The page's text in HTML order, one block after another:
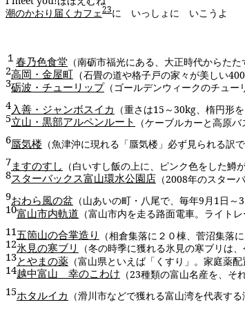
潮のかおり届くカフェ23に いっしょに いこうよ
１春乃色食堂 （南砺市福光にある、大正時代からたた
2高岡・金屋町 （石畳の道や格子戸の家々が美しい400
3砺波・チューリップ（ゴールデンウィークのチュー
4入善・ジャンボスイカ （重さは15 ～30kg 、楕円形
5立山・黒部アルペンルート （ケーブルカーと高原
6蜃気楼 （魚津沖に現れる「蜃気楼」必ず見られる訳
7ますのすし （白いすし飯の上に、ピンク色をした
8スターバックス富山環水公園店 （2008年のスター
9おわら風の盆 （山あいの町・八尾で、毎年9月 1日～3
10富山市内軌道 （富山市内を走る路面電車。ライト
11五箇山の合掌造り （相倉集落に２０棟、菅沼集落
12氷見の寒ブリ （冬の時季に獲れる氷見の寒ブリは
13とやまの薬 （富山県といえば「くすり」。家庭薬
14越中富山 幸のこわけ （23種類の富山名産を、そ
15ホタルイカ （滑川市などで獲れる富山湾を代表す